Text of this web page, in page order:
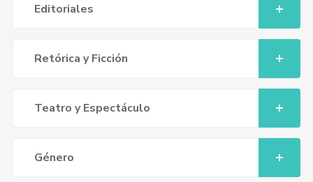
Editoriales
Retórica y Ficción
Teatro y Espectáculo
Género